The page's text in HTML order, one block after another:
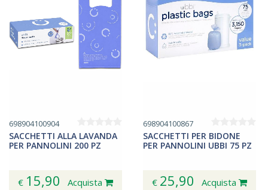
698904100904
SACCHETTI ALLA LAVANDA
PER PANNOLINI 200 PZ
€ 15,90 Acquista
698904100867
SACCHETTI PER BIDONE
PER PANNOLINI UBBI 75 PZ
€ 25,90 Acquista